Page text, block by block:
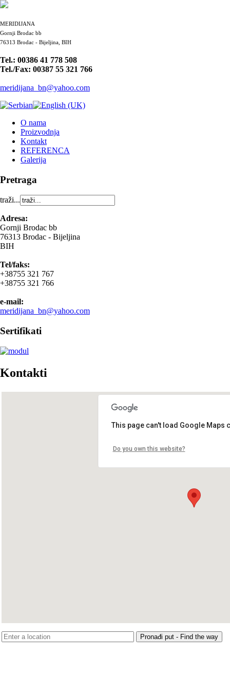
MERIDIJANA
Gornji Brodac bb
76313 Brodac - Bijeljina, BIH
Tel.: 00386 41 778 508
Tel./Fax: 00387 55 321 766
meridijana_bn@yahoo.com
O nama
Proizvodnja
Kontakt
REFERENCA
Galerija
Pretraga
traži...
Adresa:
Gornji Brodac bb
76313 Brodac - Bijeljina
BIH
Tel/faks:
+38755 321 767
+38755 321 766
e-mail:
meridijana_bn@yahoo.com
Sertifikati
Kontakti
This page can't load Google Maps
Do you own this website?